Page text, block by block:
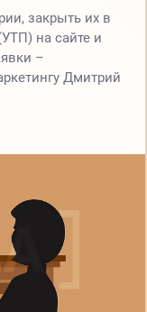
закрыть их в
на сайте и
–
Дмитрий